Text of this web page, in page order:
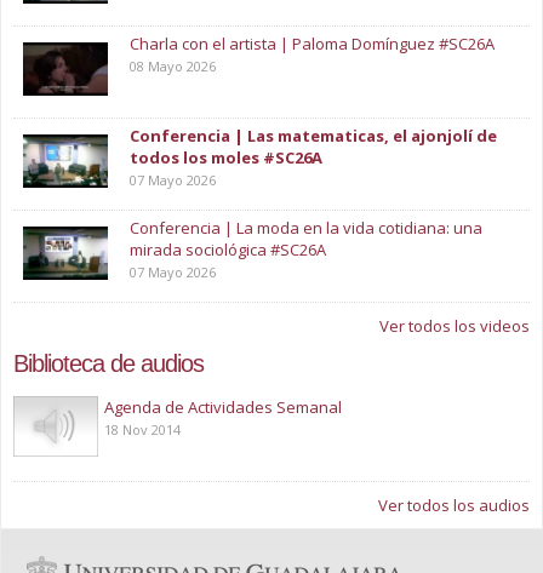
Charla con el artista | Paloma Domínguez #SC26A
08 Mayo 2026
Conferencia | Las matematicas, el ajonjolí de
todos los moles #SC26A
07 Mayo 2026
Conferencia | La moda en la vida cotidiana: una
mirada sociológica #SC26A
07 Mayo 2026
Ver todos los videos
Biblioteca de audios
Play
Agenda de Actividades Semanal
18 Nov 2014
Ver todos los audios